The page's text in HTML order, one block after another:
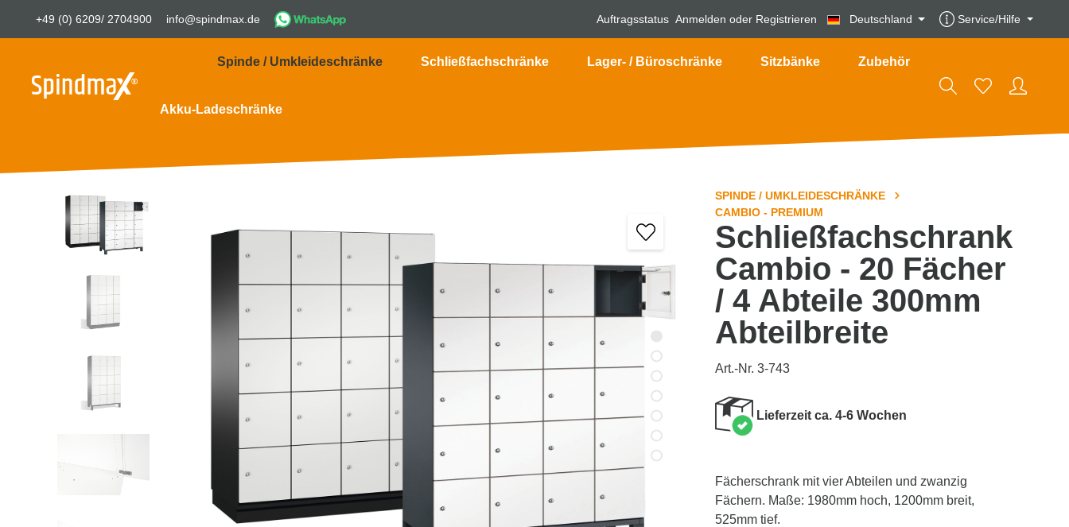
+49 (0) 6209/ 2704900 info@spindmax.de Auftragsstatus Anmelden oder Registrieren Deutschland Service/Hilfe
Spinde / Umkleideschränke Schließfachschränke Lager- / Büroschränke Sitzbänke Zubehör
Akku-Ladeschränke
SPINDE / UMKLEIDESCHRÄNKE
CAMBIO - PREMIUM
Schließfachschrank
Cambio - 20 Fächer
/ 4 Abteile 300mm
Abteilbreite
Art.-Nr. 3-743
Lieferzeit ca. 4-6 Wochen
Fächerschrank mit vier Abteilen und zwanzig
Fächern. Maße: 1980mm hoch, 1200mm breit,
525mm tief.